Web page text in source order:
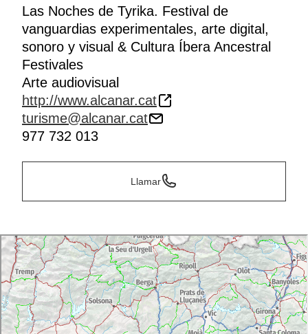
Las Noches de Tyrika. Festival de
vanguardias experimentales, arte digital,
sonoro y visual & Cultura Íbera Ancestral
Festivales
Arte audiovisual
http://www.alcanar.cat
turisme@alcanar.cat
977 732 013
Llamar